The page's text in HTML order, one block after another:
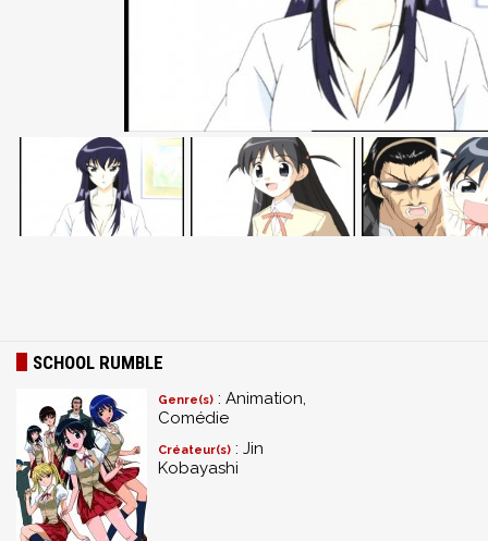
SCHOOL RUMBLE
Genre(s) : Animation,
Comédie
Créateur(s) : Jin
Kobayashi